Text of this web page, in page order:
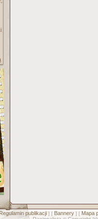
Regulamin publikacji] [ Bannery] [ Mapa